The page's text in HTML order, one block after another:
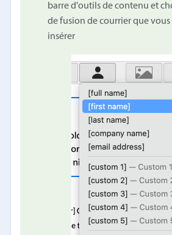
barre d'outils de contenu et
de fusion de courrier que
insérer